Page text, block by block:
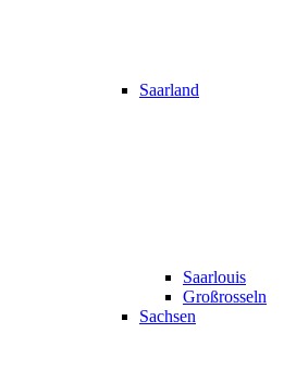
Saarland
Saarlouis
Großrosseln
Sachsen